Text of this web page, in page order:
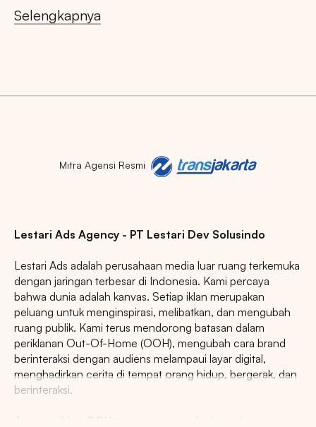
Selengkapnya
Mitra Agensi Resmi
Lestari Ads Agency - PT Lestari Dev Solusindo
Lestari Ads adalah perusahaan media luar ruang terkemuka
dengan jaringan terbesar di Indonesia. Kami percaya
bahwa dunia adalah kanvas. Setiap iklan merupakan
peluang untuk menginspirasi, melibatkan, dan mengubah
ruang publik. Kami terus mendorong batasan dalam
periklanan Out-Of-Home (OOH), mengubah cara brand
berinteraksi dengan audiens melampaui layar digital,
menghadirkan cerita di tempat orang hidup, bergerak, dan
berinteraksi.